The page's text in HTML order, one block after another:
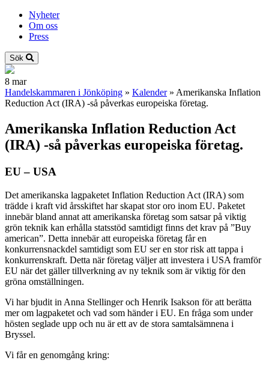
Nyheter
Om oss
Press
Sök
8 mar
Handelskammaren i Jönköping » Kalender » Amerikanska Inflation
Reduction Act (IRA) -så påverkas europeiska företag.
Amerikanska Inflation Reduction Act
(IRA) -så påverkas europeiska företag.
EU – USA
Det amerikanska lagpaketet Inflation Reduction Act (IRA) som
trädde i kraft vid årsskiftet har skapat stor oro inom EU. Paketet
innebär bland annat att amerikanska företag som satsar på viktig
grön teknik kan erhålla statsstöd samtidigt finns det krav på ”Buy
american”. Detta innebär att europeiska företag får en
konkurrensnackdel samtidigt som EU ser en stor risk att tappa i
konkurrenskraft. Detta när företag väljer att investera i USA framför
EU när det gäller tillverkning av ny teknik som är viktig för den
gröna omställningen.
Vi har bjudit in Anna Stellinger och Henrik Isakson för att berätta
mer om lagpaketet och vad som händer i EU. En fråga som under
hösten seglade upp och nu är ett av de stora samtalsämnena i
Bryssel.
Vi får en genomgång kring: